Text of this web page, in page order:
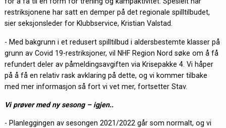
restriksjonene har satt en demper på det regionale spilltilbudet,
sier seksjonsleder for Klubbservice, Kristian Valstad.
- Med bakgrunn i et redusert spilltilbud i aldersbestemte klasser på
grunn av Covid 19-restriksjoner, vil NHF Region Nord søke om å få
refundert deler av påmeldingsavgiften via Krisepakke 4. Vi håper
på å få en relativ rask avklaring på dette, og vi kommer tilbake
med mer informasjon så fort vi vet mer, fortsetter Stav.
Vi prøver med ny sesong – igjen..
- Planleggingen av sesongen 2021/2022 går som normalt, og vi